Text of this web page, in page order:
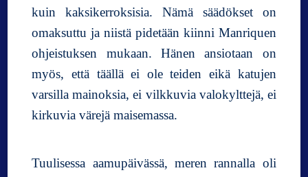
kuin kaksikerroksisia. Nämä säädökset on
omaksuttu ja niistä pidetään kiinni Manriquen
ohjeistuksen mukaan. Hänen ansiotaan on
myös, että täällä ei ole teiden eikä katujen
varsilla mainoksia, ei vilkkuvia valokylttejä, ei
kirkuvia värejä maisemassa.
Tuulisessa aamupäivässä, meren rannalla oli